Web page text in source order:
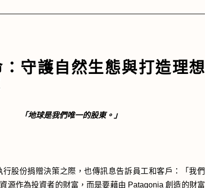
守護自然生態與打造理想
「地球是我們唯一的股東。」
行股份捐贈決策之際，也傳訊息告訴員工和客戶：「我們
源作為投資者的財富，而是要藉由 Patagonia 創造的財富